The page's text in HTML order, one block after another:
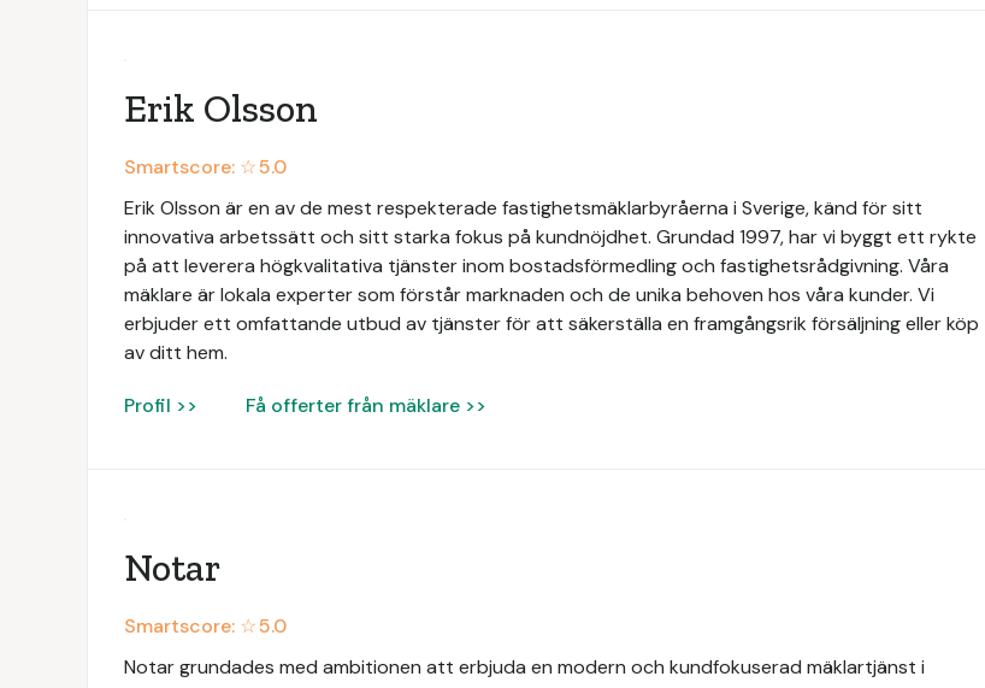
Erik Olsson
Smartscore: ☆5.0
Erik Olsson är en av de mest respekterade fastighetsmäklarbyråerna i Sverige, känd för sitt
innovativa arbetssätt och sitt starka fokus på kundnöjdhet. Grundad 1997, har vi byggt ett rykte
på att leverera högkvalitativa tjänster inom bostadsförmedling och fastighetsrådgivning. Våra
mäklare är lokala experter som förstår marknaden och de unika behoven hos våra kunder. Vi
erbjuder ett omfattande utbud av tjänster för att säkerställa en framgångsrik försäljning eller köp
av ditt hem.
Profil >> Få offerter från mäklare >>
Notar
Smartscore: ☆5.0
Notar grundades med ambitionen att erbjuda en modern och kundfokuserad mäklartjänst i